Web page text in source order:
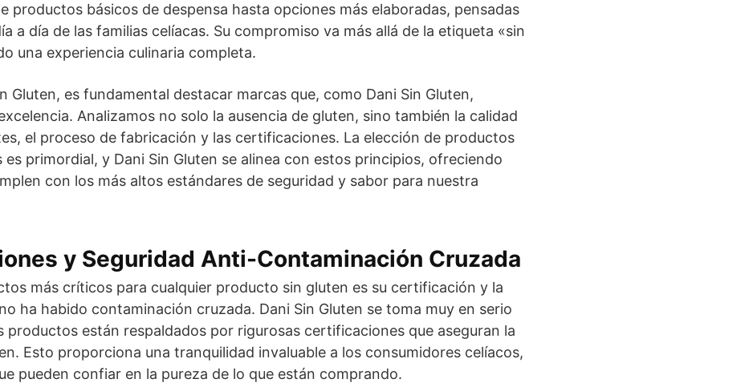
productos básicos de despensa hasta opciones más elaboradas, pensadas
a día de las familias celíacas. Su compromiso va más allá de la etiqueta «sin
una experiencia culinaria completa.
Gluten, es fundamental destacar marcas que, como Dani Sin Gluten,
Analizamos no solo la ausencia de gluten, sino también la calidad
el proceso de fabricación y las certificaciones. La elección de productos
es primordial, y Dani Sin Gluten se alinea con estos principios, ofreciendo
con los más altos estándares de seguridad y sabor para nuestra
y Seguridad Anti-Contaminación Cruzada
más críticos para cualquier producto sin gluten es su certificación y la
ha habido contaminación cruzada. Dani Sin Gluten se toma muy en serio
productos están respaldados por rigurosas certificaciones que aseguran la
Esto proporciona una tranquilidad invaluable a los consumidores celíacos,
pueden confiar en la pureza de lo que están comprando.